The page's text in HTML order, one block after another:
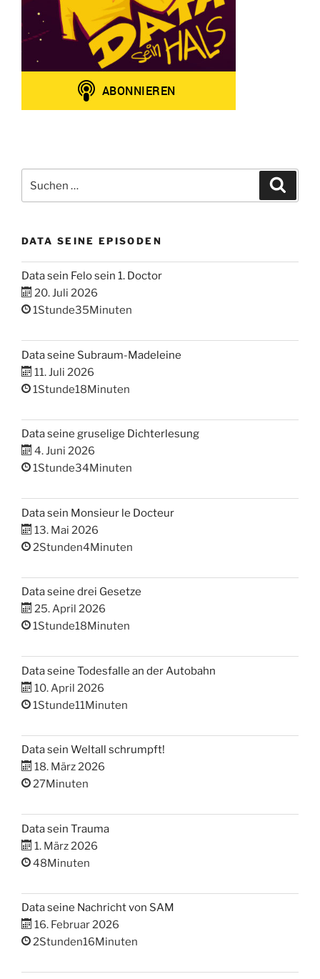
nach:
DATA SEINE EPISODEN
Data sein Felo sein 1. Doctor
20. Juli 2026
1Stunde35Minuten
Data seine Subraum-Madeleine
11. Juli 2026
1Stunde18Minuten
Data seine gruselige Dichterlesung
4. Juni 2026
1Stunde34Minuten
Data sein Monsieur le Docteur
13. Mai 2026
2Stunden4Minuten
Data seine drei Gesetze
25. April 2026
1Stunde18Minuten
Data seine Todesfalle an der Autobahn
10. April 2026
1Stunde11Minuten
Data sein Weltall schrumpft!
18. März 2026
27Minuten
Data sein Trauma
1. März 2026
48Minuten
Data seine Nachricht von SAM
16. Februar 2026
2Stunden16Minuten